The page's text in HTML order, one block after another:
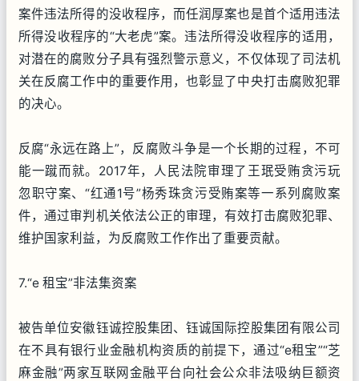
案件违法所得的没收程序，而任润厚案也是首个适用违法
所得没收程序的“大老虎”案。违法所得没收程序的适用，
对潜在的腐败分子具有强烈警示意义，不仅体现了司法机
关在反腐工作中的重要作用，也彰显了中央打击腐败犯罪
的决心。
反腐“永远在路上”，反腐败斗争是一个长期的过程，不可
能一蹴而就。2017年，人民法院审理了王珉受贿贪污玩
忽职守案、“红通1号”杨秀珠贪污受贿案等一系列腐败案
件，通过审判机关依法公正的审理，有效打击腐败犯罪、
维护国家利益，为反腐败工作作出了重要贡献。
7.“e 租宝”非法集资案
被告单位安徽钰诚控股集团、钰诚国际控股集团有限公司
在不具有银行业金融机构资质的前提下，通过“e租宝”“芝
麻金融”两家互联网金融平台向社会公众非法吸纳巨额资